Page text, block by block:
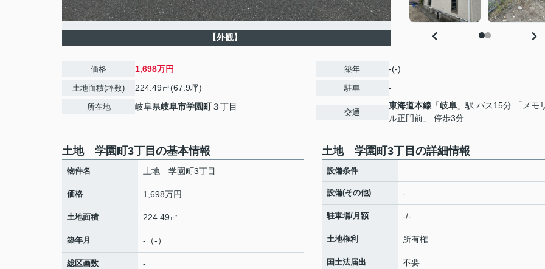
【外観】
価格 1,698万円
土地面積(坪数) 224.49㎡(67.9坪)
所在地 岐阜県岐阜市学園町３丁目
築年 -(-)
駐車 -
交通
東海道本線 「岐阜 」駅 バス15分 「メモ
ル正門前」 停歩3分
土地 学園町3丁目の基本情報
物件名 土地 学園町3丁目
価格 1,698万円
土地面積 224.49㎡
築年月 -（-）
総区画数 -
土地 学園町3丁目の詳細情報
設備条件
設備(その他) -
駐車場/月額 -/-
土地権利 所有権
国土法届出 不要